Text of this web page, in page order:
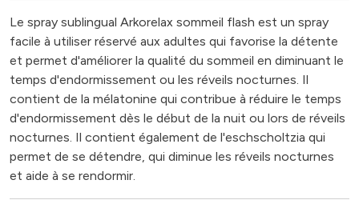
Le spray sublingual Arkorelax sommeil flash est un spray
facile à utiliser réservé aux adultes qui favorise la détente
et permet d'améliorer la qualité du sommeil en diminuant le
temps d'endormissement ou les réveils nocturnes. Il
contient de la mélatonine qui contribue à réduire le temps
d'endormissement dès le début de la nuit ou lors de réveils
nocturnes. Il contient également de l'eschscholtzia qui
permet de se détendre, qui diminue les réveils nocturnes
et aide à se rendormir.